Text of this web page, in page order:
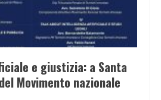
e giustizia: a Santa
Movimento nazionale